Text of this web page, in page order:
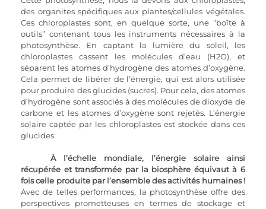
des organites spécifiques aux plantes/cellules végétales.
Ces chloroplastes sont, en quelque sorte, une “boîte à
outils” contenant tous les instruments nécessaires à la
photosynthèse. En captant la lumière du soleil, les
chloroplastes cassent les molécules d’eau (H2O), et
séparent les atomes d’hydrogène des atomes d’oxygène.
Cela permet de libérer de l’énergie, qui est alors utilisée
pour produire des glucides (sucres). Pour cela, des atomes
d'hydrogène sont associés à des molécules de dioxyde de
carbone et les atomes d’oxygène sont rejetés. L’énergie
solaire captée par les chloroplastes est stockée dans ces
glucides.
À l’échelle mondiale, l’énergie solaire ainsi
récupérée et transformée par la biosphère équivaut à 6
fois celle produite par l’ensemble des activités humaines !
Avec de telles performances, la photosynthèse offre des
perspectives prometteuses en termes de stockage et